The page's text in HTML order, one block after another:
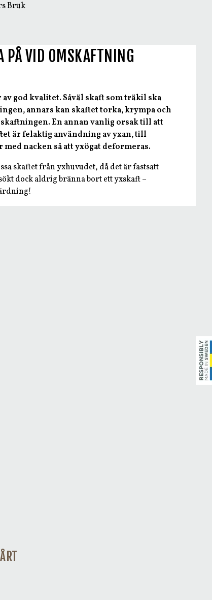
Bruk
PÅ VID OMSKAFTNING
god kvalitet. Såväl skaft som träkil ska
annars kan skaftet torka, krympa och
En annan vanlig orsak till att
är felaktig användning av yxan, till
nacken så att yxögat deformeras.
skaftet från yxhuvudet, då det är fastsatt
dock aldrig bränna bort ett yxskaft –